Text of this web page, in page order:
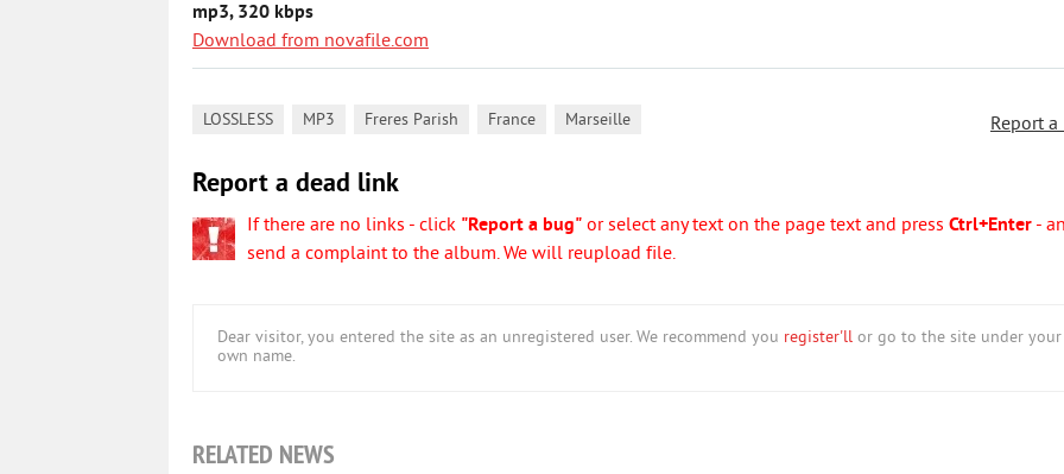
mp3, 320 kbps
Download from novafile.com
Report
LOSSLESS MP3 Freres Parish France Marseille
Report a dead link
If there are no links - click "Report a bug" or select any text on the page text and press Ctrl+Enter -
send a complaint to the album. We will reupload file.
Dear visitor, you entered the site as an unregistered user. We recommend you register'll or go to the site under your
own name.
RELATED NEWS